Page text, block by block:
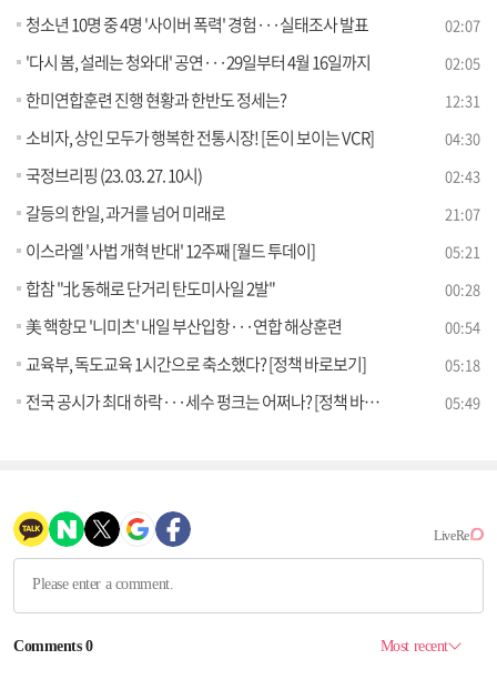
청소년 10명 중 4명 '사이버 폭력' 경험···실태조사 발표 02:07
'다시 봄, 설레는 청와대' 공연···29일부터 4월 16일까지 02:05
한미연합훈련 진행 현황과 한반도 정세는? 12:31
소비자, 상인 모두가 행복한 전통시장! [돈이 보이는 VCR] 04:30
국정브리핑 (23. 03. 27. 10시) 02:43
갈등의 한일, 과거를 넘어 미래로 21:07
이스라엘 '사법 개혁 반대' 12주째 [월드 투데이] 05:21
합참 "北 동해로 단거리 탄도미사일 2발" 00:28
美 핵항모 '니미츠' 내일 부산입항···연합 해상훈련 00:54
교육부, 독도교육 1시간으로 축소했다? [정책 바로보기] 05:18
전국 공시가 최대 하락···세수 펑크는 어쩌나? [정책 바로보기] 05:49